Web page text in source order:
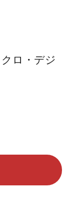
クロ・デジ